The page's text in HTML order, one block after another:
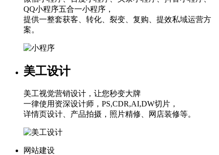
QQ小程序五合一小程序，
提供一整套获客、转化、裂变、复购、提效私域运营方
案。
美工设计
美工视觉营销设计，让您秒变大牌
一律使用资深设计师，PS,CDR,AI,DW切片，
详情页设计、产品拍摄，照片精修、网店装修等。
网站建设